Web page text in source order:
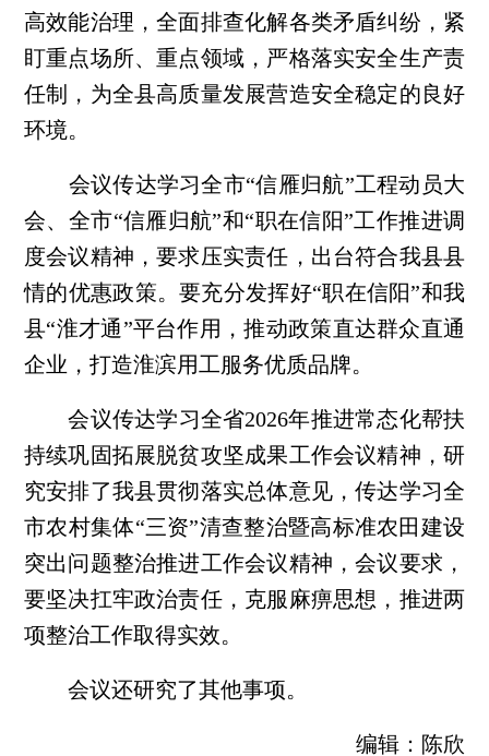
高效能治理，全面排查化解各类矛盾纠纷，紧
盯重点场所、重点领域，严格落实安全生产责
任制，为全县高质量发展营造安全稳定的良好
环境。
会议传达学习全市“信雁归航”工程动员大
会、全市“信雁归航”和“职在信阳”工作推进调
度会议精神，要求压实责任，出台符合我县县
情的优惠政策。要充分发挥好“职在信阳”和我
县“淮才通”平台作用，推动政策直达群众直通
企业，打造淮滨用工服务优质品牌。
会议传达学习全省2026年推进常态化帮扶
持续巩固拓展脱贫攻坚成果工作会议精神，研
究安排了我县贯彻落实总体意见，传达学习全
市农村集体“三资”清查整治暨高标准农田建设
突出问题整治推进工作会议精神，会议要求，
要坚决扛牢政治责任，克服麻痹思想，推进两
项整治工作取得实效。
会议还研究了其他事项。
编辑：陈欣